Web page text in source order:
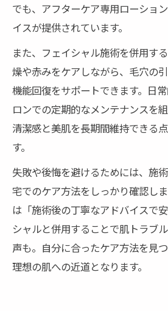
でも、アフターケア専用ローショ
イスが提供されています。
また、フェイシャル施術を併用す
燥や赤みをケアしながら、毛穴の
機能回復をサポートできます。日
ロンでの定期的なメンテナンスを
清潔感と美肌を長期間維持できる
す。
失敗や後悔を避けるためには、施
宅でのケア方法をしっかり確認し
は「施術後の丁寧なアドバイスで
シャルと併用することで肌トラブ
声も。自分に合ったケア方法を見
理想の肌への近道となります。